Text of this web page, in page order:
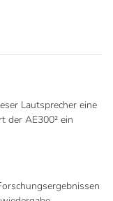
Lautsprecher eine
der AE300² ein